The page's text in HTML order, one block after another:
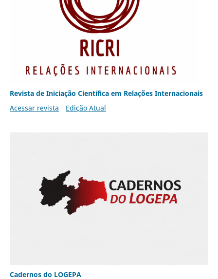
Revista de Iniciação Científica em Relações Internacionais
Acessar revista
Edição Atual
Cadernos do LOGEPA